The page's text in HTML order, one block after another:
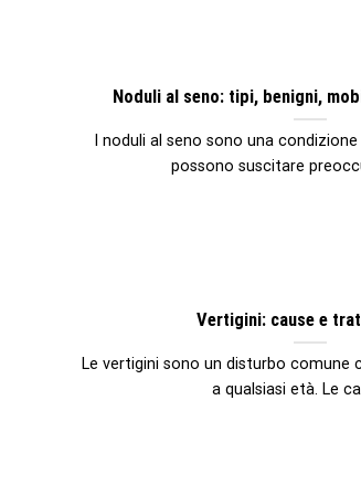
Noduli al seno: tipi, benigni,
I noduli al seno sono una
possono suscitare
Vertigini: cause e
Le vertigini sono un disturbo comune
a qualsiasi età. Le